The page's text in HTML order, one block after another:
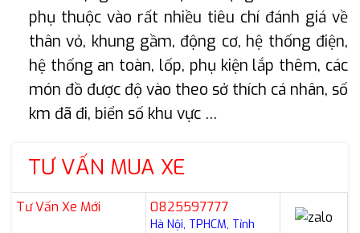
phụ thuộc vào rất nhiều tiêu chí đánh giá về
thân vỏ, khung gầm, động cơ, hệ thống điện,
hệ thống an toàn, lốp, phụ kiện lắp thêm, các
món đồ được độ vào theo sở thích cá nhân, số
km đã đi, biển số khu vực …
TƯ VẤN MUA XE
Tư Vấn Xe Mới 0825597777
Hà Nội, TPHCM, Tỉnh